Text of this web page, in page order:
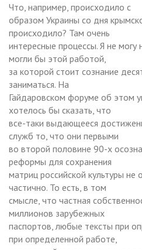
Что, например, происходило с
образом Украины со дня
происходило? Там очень
интересные процессы. Я не могу
могли бы этой работой,
за которой стоит сознание
заниматься. На
Гайдаровском форуме об этом
хотелось бы сказать, что
все-таки выдающееся
служб то, что они первыми
во второй половине 90-х
реформы для сохранения
матриц российской культуры не
частично. То есть, в том
смысле, что частная
миллионов зарубежных
паспортов, любые тексты при
при определенной работе,